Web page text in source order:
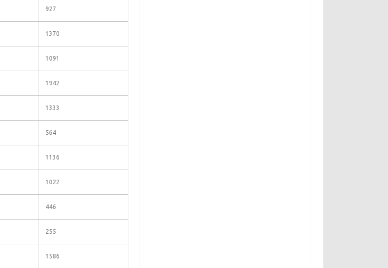
927
1370
1091
1942
1333
564
1136
1022
446
255
1586